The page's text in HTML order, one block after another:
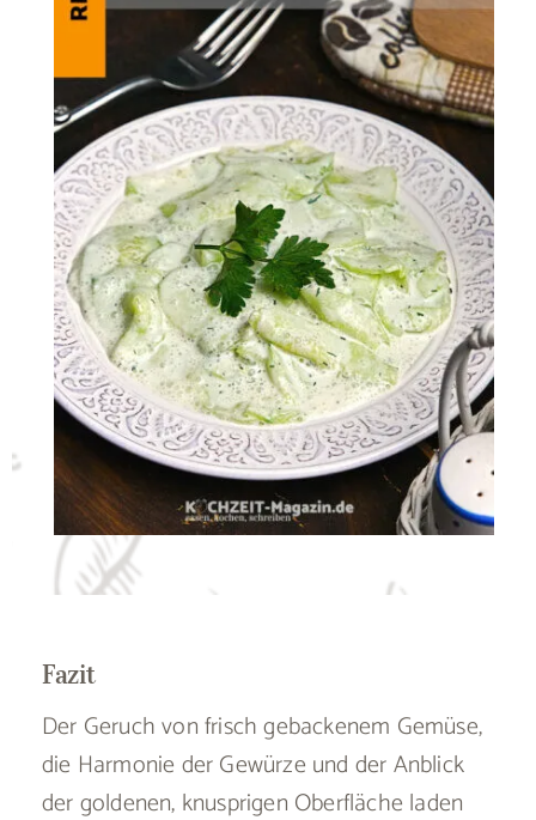
Fazit
Der Geruch von frisch gebackenem Gemüse,
die Harmonie der Gewürze und der Anblick
der goldenen, knusprigen Oberfläche laden